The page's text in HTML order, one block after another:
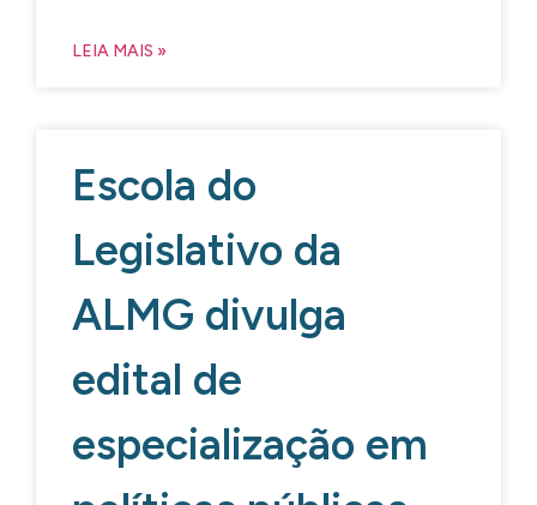
LEIA MAIS »
Escola do
Legislativo da
ALMG divulga
edital de
especialização em